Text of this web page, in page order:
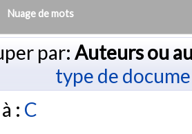
Nuage de mots
par: Auteurs ou
type de
: C